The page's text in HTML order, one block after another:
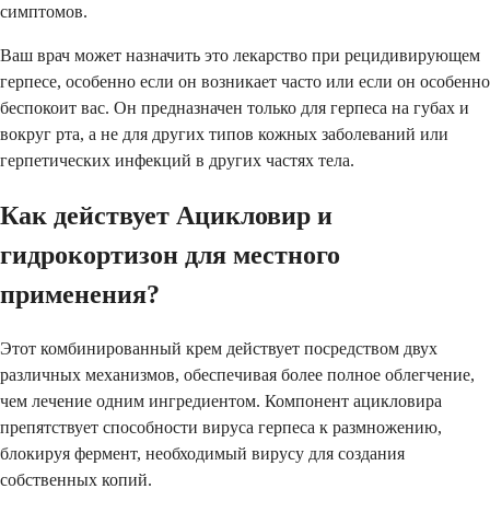
симптомов.
Ваш врач может назначить это лекарство при рецидивирующем
герпесе, особенно если он возникает часто или если он особенно
беспокоит вас. Он предназначен только для герпеса на губах и
вокруг рта, а не для других типов кожных заболеваний или
герпетических инфекций в других частях тела.
Как действует Ацикловир и
гидрокортизон для местного
применения?
Этот комбинированный крем действует посредством двух
различных механизмов, обеспечивая более полное облегчение,
чем лечение одним ингредиентом. Компонент ацикловира
препятствует способности вируса герпеса к размножению,
блокируя фермент, необходимый вирусу для создания
собственных копий.